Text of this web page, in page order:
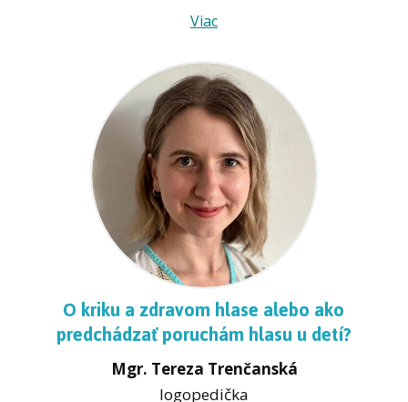
Viac
O kriku a zdravom hlase alebo ako
predchádzať poruchám hlasu u detí?
Mgr. Tereza Trenčanská
logopedička